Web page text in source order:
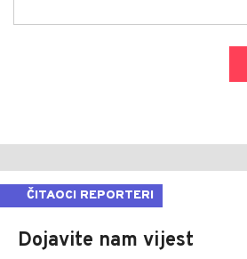
ČITAOCI REPORTERI
Dojavite nam vijest